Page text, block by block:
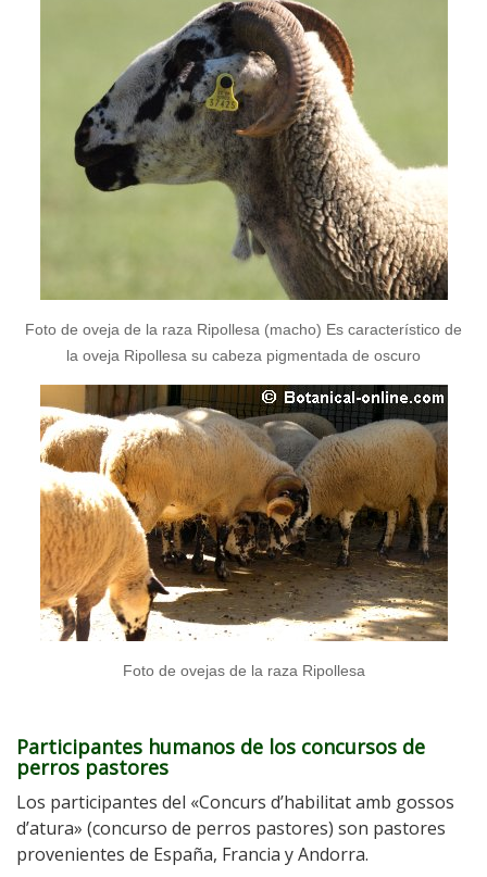
Foto de oveja de la raza Ripollesa (macho) Es característico de
la oveja Ripollesa su cabeza pigmentada de oscuro
Foto de ovejas de la raza Ripollesa
Participantes humanos de los concursos de
perros pastores
Los participantes del «Concurs d’habilitat amb gossos
d’atura» (concurso de perros pastores) son pastores
provenientes de España, Francia y Andorra.